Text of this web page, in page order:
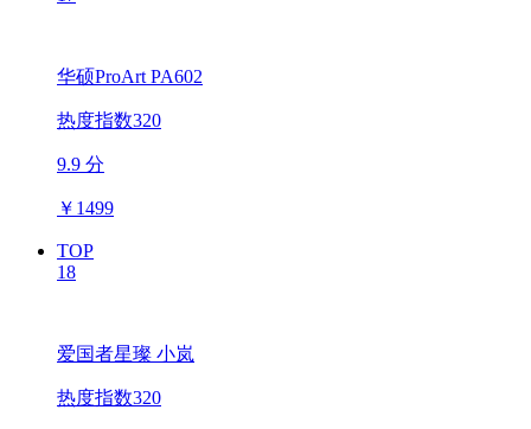
华硕ProArt PA602
热度指数320
9.9 分
￥ 1499
TOP
18
爱国者星璨 小岚
热度指数320